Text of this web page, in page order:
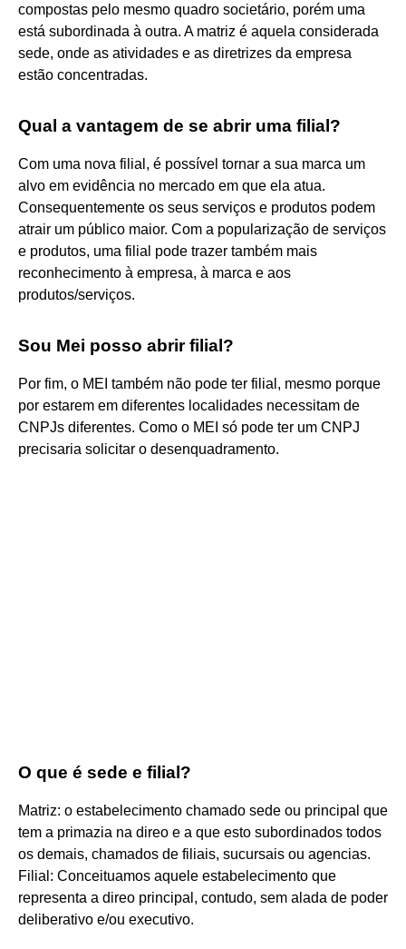
compostas pelo mesmo quadro societário, porém uma
está subordinada à outra. A matriz é aquela considerada
sede, onde as atividades e as diretrizes da empresa
estão concentradas.
Qual a vantagem de se abrir uma filial?
Com uma nova filial, é possível tornar a sua marca um
alvo em evidência no mercado em que ela atua.
Consequentemente os seus serviços e produtos podem
atrair um público maior. Com a popularização de serviços
e produtos, uma filial pode trazer também mais
reconhecimento à empresa, à marca e aos
produtos/serviços.
Sou Mei posso abrir filial?
Por fim, o MEI também não pode ter filial, mesmo porque
por estarem em diferentes localidades necessitam de
CNPJs diferentes. Como o MEI só pode ter um CNPJ
precisaria solicitar o desenquadramento.
O que é sede e filial?
Matriz: o estabelecimento chamado sede ou principal que
tem a primazia na direo e a que esto subordinados todos
os demais, chamados de filiais, sucursais ou agencias.
Filial: Conceituamos aquele estabelecimento que
representa a direo principal, contudo, sem alada de poder
deliberativo e/ou executivo.